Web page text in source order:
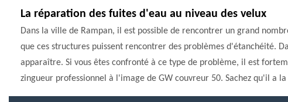
La réparation des fuites d'eau au niveau des velux
Dans la ville de Rampan, il est possible de rencontrer un grand
que ces structures puissent rencontrer des problèmes d'étanchéité.
apparaître. Si vous êtes confronté à ce type de problème, il est
zingueur professionnel à l'image de GW couvreur 50. Sachez qu'il a